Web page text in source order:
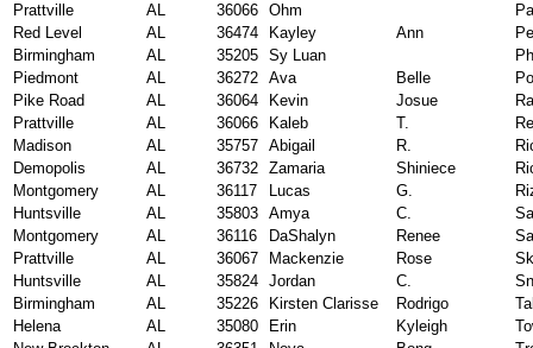
Prattville
AL 36066 Ohm
Red Level
AL 36474 Kayley Ann
Birmingham
AL 35205 Sy Luan
Piedmont
AL 36272 Ava Belle
Pike Road
AL 36064 Kevin Josue
Prattville
AL 36066 Kaleb T.
Madison
AL 35757 Abigail R.
Demopolis
AL 36732 Zamaria Shiniece
Montgomery
AL 36117 Lucas G.
Huntsville
AL 35803 Amya C.
Montgomery
AL 36116 DaShalyn Renee
Prattville
AL 36067 Mackenzie Rose
Huntsville
AL 35824 Jordan C.
Birmingham
AL 35226 Kirsten Clarisse Rodrigo
Helena
AL 35080 Erin Kyleigh